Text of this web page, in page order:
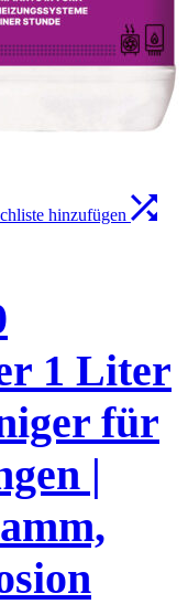
hinzufügen
1 Liter
für
|